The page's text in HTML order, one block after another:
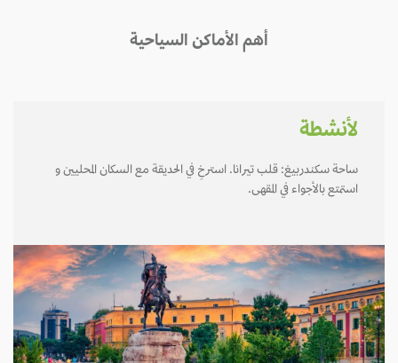
أهم الأماكن السياحية
لأنشطة
ساحة سكندربيغ: قلب تيرانا. استرخِ في الحديقة مع السكان المحليين و
استمتع بالأجواء في المقهى.